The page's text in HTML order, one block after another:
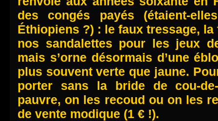
des congés payés (étaient-
Éthiopiens ?) : le faux tressage,
nos sandalettes pour les jeux
mais s’orne désormais d’une
plus souvent verte que jaune.
porter sans la bride de cou-
pauvre, on les recoud ou on les
de vente modique (1 € !).